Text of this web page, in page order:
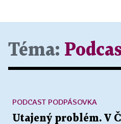
Téma:
Utajený problém. V
PODCAST PODPÁSOVKA